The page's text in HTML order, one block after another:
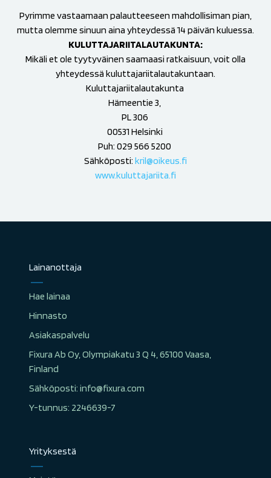
Pyrimme vastaamaan palautteeseen mahdollisiman pian,
mutta olemme sinuun aina yhteydessä 14 päivän kuluessa.
KULUTTAJARIITALAUTAKUNTA:
Mikäli et ole tyytyväinen saamaasi ratkaisuun, voit olla
yhteydessä kuluttajariitalautakuntaan.
Kuluttajariitalautakunta
Hämeentie 3,
PL 306
00531 Helsinki
Puh: 029 566 5200
Sähköposti: kril@oikeus.fi
www.kuluttajariita.fi
Lainanottaja
Hae lainaa
Hinnasto
Asiakaspalvelu
Fixura Ab Oy, Olympiakatu 3 Q 4, 65100 Vaasa,
Finland
Sähköposti: info@fixura.com
Y-tunnus: 2246639-7
Yrityksestä